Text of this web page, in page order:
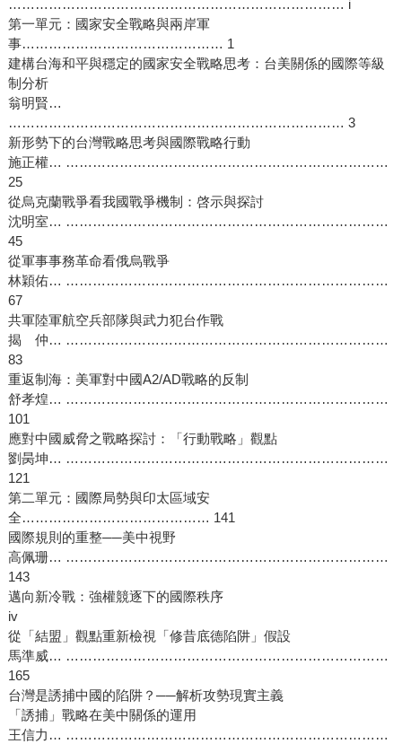
………………………………………………………………… i
第一單元：國家安全戰略與兩岸軍
事……………………………………… 1
建構台海和平與穩定的國家安全戰略思考：台美關係的國際等級
制分析
翁明賢…
………………………………………………………………… 3
新形勢下的台灣戰略思考與國際戰略行動
施正權… ………………………………………………………………
25
從烏克蘭戰爭看我國戰爭機制：啓示與探討
沈明室… ………………………………………………………………
45
從軍事事務革命看俄烏戰爭
林穎佑… ………………………………………………………………
67
共軍陸軍航空兵部隊與武力犯台作戰
揭 仲… ………………………………………………………………
83
重返制海：美軍對中國A2/AD戰略的反制
舒孝煌… ………………………………………………………………
101
應對中國威脅之戰略探討：「行動戰略」觀點
劉昺坤… ………………………………………………………………
121
第二單元：國際局勢與印太區域安
全…………………………………… 141
國際規則的重整──美中視野
高佩珊… ………………………………………………………………
143
邁向新冷戰：強權競逐下的國際秩序
iv
從「結盟」觀點重新檢視「修昔底德陷阱」假設
馬準威… ………………………………………………………………
165
台灣是誘捕中國的陷阱？──解析攻勢現實主義
「誘捕」戰略在美中關係的運用
王信力… ………………………………………………………………